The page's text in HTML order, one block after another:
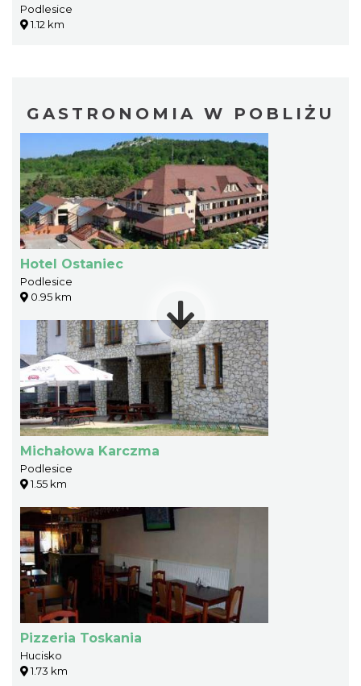
Podlesice
1.12 km
GASTRONOMIA W POBLIŻU
Hotel Ostaniec
Podlesice
0.95 km
Michałowa Karczma
Podlesice
1.55 km
Pizzeria Toskania
Hucisko
1.73 km